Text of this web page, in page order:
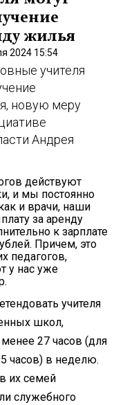
жилья
2024 15:54
учителя
новую меру
Андрея
действуют
и мы постоянно
и врачи, наши
за аренду
к зарплате
Причем, это
педагогов,
у нас уже
учителя
школ,
менее 27 часов (для
часов) в неделю.
их семей
служебного